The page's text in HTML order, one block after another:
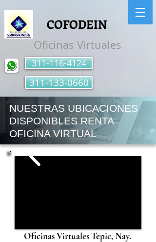
COFODEIN
Oficinas Virtuales
311-116-4124
311-133-0660
NUESTRAS UBICACIONES
DISPONIBLES RENTA
OFICINA VIRTUAL
Oficinas Virtuales Tepic, Nay.